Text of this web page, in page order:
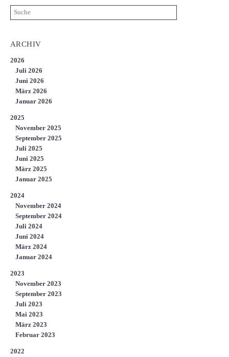
ARCHIV
2026
Juli 2026
Juni 2026
März 2026
Januar 2026
2025
November 2025
September 2025
Juli 2025
Juni 2025
März 2025
Januar 2025
2024
November 2024
September 2024
Juli 2024
Juni 2024
März 2024
Januar 2024
2023
November 2023
September 2023
Juli 2023
Mai 2023
März 2023
Februar 2023
2022